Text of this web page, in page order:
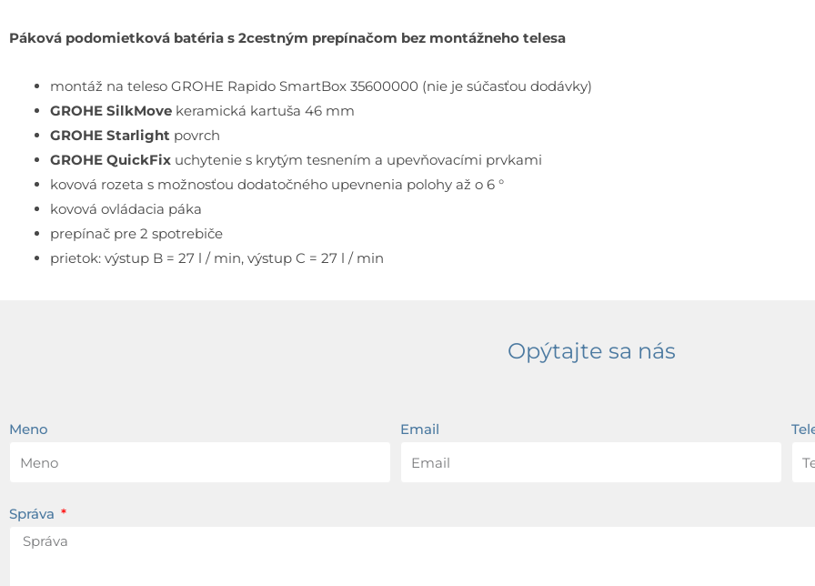
Páková podomietková batéria s 2cestným prepínačom bez montážneho telesa
montáž na teleso GROHE Rapido SmartBox 35600000 (nie je súčasťou dodávky)
GROHE SilkMove keramická kartuša 46 mm
GROHE Starlight povrch
GROHE QuickFix uchytenie s krytým tesnením a upevňovacími prvkami
kovová rozeta s možnosťou dodatočného upevnenia polohy až o 6 °
kovová ovládacia páka
prepínač pre 2 spotrebiče
prietok: výstup B = 27 l / min, výstup C = 27 l / min
Opýtajte sa nás
Meno Email
Správa